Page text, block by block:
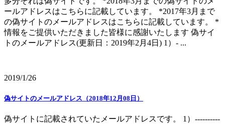
ールアドレスはこちらに記載しています。 *2017年3月まで
の偽サイトのメールアドレスはこちらに記載しています。 *
情報をご提供いただきました皆様に感謝いたします 偽サイ
トのメールアドレス(更新日：2019年2月4日) 1）- ...
2019/1/26
偽サイトのメールアドレス（2018年12月08日）
偽サイトに記載されていたメールアドレスです。 1）----------